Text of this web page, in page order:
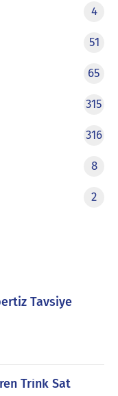
4
51
65
315
316
8
2
Tavsiye
Trink Sat